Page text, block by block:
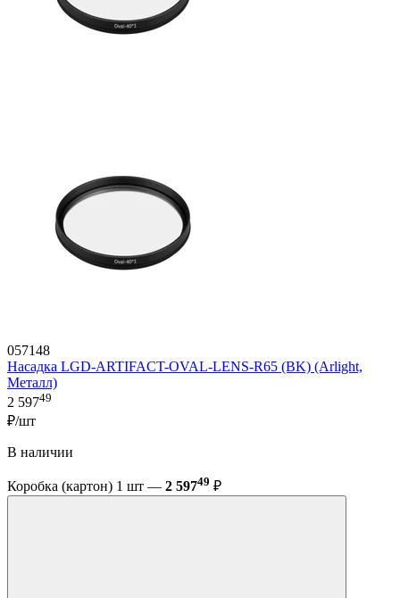
057148
Насадка LGD-ARTIFACT-OVAL-LENS-R65 (BK) (Arlight,
Металл)
2 59749
₽/шт
В наличии
Коробка (картон) 1 шт — 2 59749 ₽